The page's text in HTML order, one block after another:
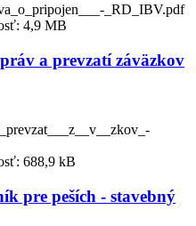
_RD_IBV.pdf
4,9 MB
a prevzatí záväzkov
688,9 kB
pre peších - stavebný